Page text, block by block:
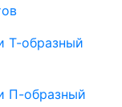
Т-образный
П-образный